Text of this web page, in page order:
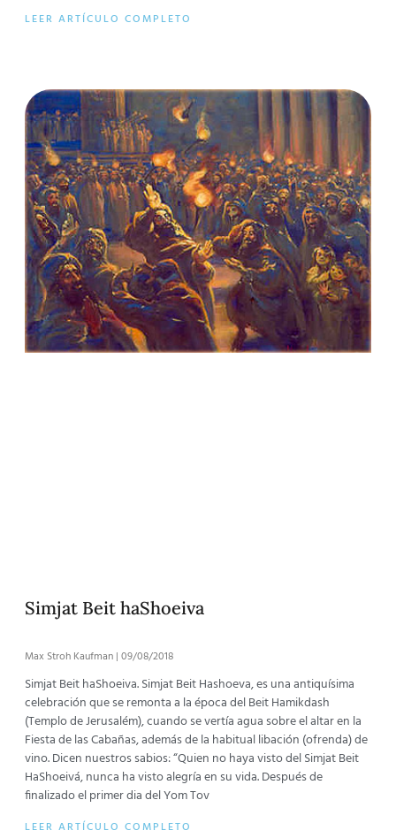
LEER ARTÍCULO COMPLETO
Simjat Beit haShoeiva
Max Stroh Kaufman 09/08/2018
Simjat Beit haShoeiva. Simjat Beit Hashoeva, es una antiquísima
celebración que se remonta a la época del Beit Hamikdash
(Templo de Jerusalém), cuando se vertía agua sobre el altar en la
Fiesta de las Cabañas, además de la habitual libación (ofrenda) de
vino. Dicen nuestros sabios: “Quien no haya visto del Simjat Beit
HaShoeivá, nunca ha visto alegría en su vida. Después de
finalizado el primer dia del Yom Tov
LEER ARTÍCULO COMPLETO